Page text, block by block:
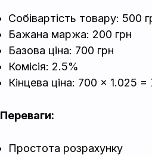
Собівартість товару: 500
Бажана маржа: 200 грн
Базова ціна: 700 грн
Комісія: 2.5%
Кінцева ціна: 700 × 1.025 =
Переваги:
Простота розрахунку